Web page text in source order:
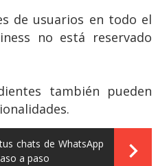
de usuarios en todo el
no está reservado
también pueden
chats de WhatsApp
a paso